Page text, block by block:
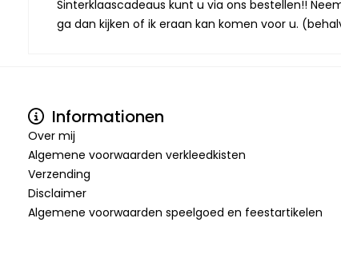
Sinterklaascadeaus kunt u via ons bestellen!!
ga dan kijken of ik eraan kan komen voor u.
Informationen
Over mij
Algemene voorwaarden verkleedkisten
Verzending
Disclaimer
Algemene voorwaarden speelgoed en feestartikelen